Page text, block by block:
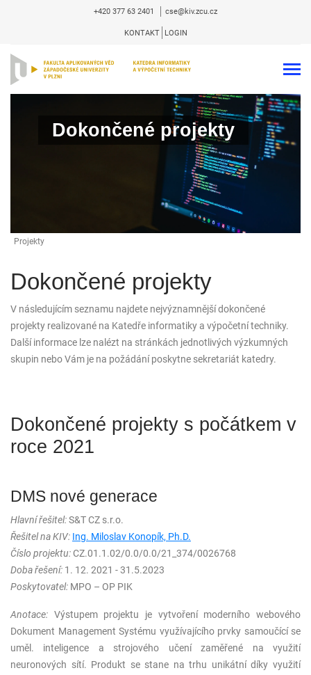
+420 377 63 2401 cse@kiv.zcu.cz
KONTAKT LOGIN
Dokončené projekty
Projekty
Dokončené projekty
V následujícím seznamu najdete nejvýznamnější dokončené
projekty realizované na Katedře informatiky a výpočetní techniky.
Další informace lze nalézt na stránkách jednotlivých výzkumných
skupin nebo Vám je na požádání poskytne sekretariát katedry.
Dokončené projekty s počátkem v
roce 2021
DMS nové generace
Hlavní řešitel:S&T CZ s.r.o.
Řešitel na KIV: Ing. Miloslav Konopík, Ph.D.
Číslo projektu:CZ.01.1.02/0.0/0.0/21_374/0026768
Doba řešení: 1. 12. 2021 - 31.5.2023
Poskytovatel: MPO – OP PIK
Anotace: Výstupem projektu je vytvoření moderního webového
Dokument Management Systému využívajícího prvky samoučící se
uměl. inteligence a strojového učení zaměřené na využití
neuronových sítí. Produkt se stane na trhu unikátní díky využití